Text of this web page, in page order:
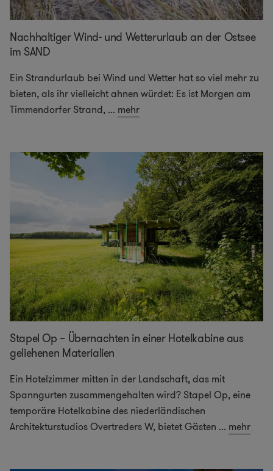
Nachhaltiger Wind- und Wetterurlaub an der Ostsee
im SAND
Ein Strandurlaub bei Wind und Wetter hat so viel mehr zu
bieten, als ihr vielleicht ahnen würdet: Es ist Morgen am
Timmendorfer Strand, ... mehr
Stapel Op – Übernachten in einer Hotelkabine aus
geliehenen Materialien
Ein Hotelzimmer mitten in der Landschaft, das mit
Spanngurten zusammengehalten wird? Stapel Op, eine
temporäre Hotelkabine des niederländischen
Architekturstudios Overtreders W, bietet Gästen ... mehr